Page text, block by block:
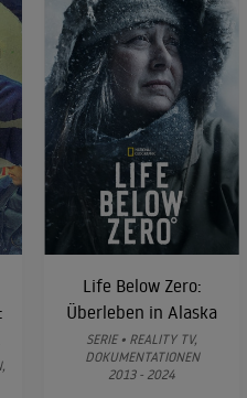
Life Below Zero:
Überleben in Alaska
SERIE • REALITY TV,
DOKUMENTATIONEN
2013 - 2024